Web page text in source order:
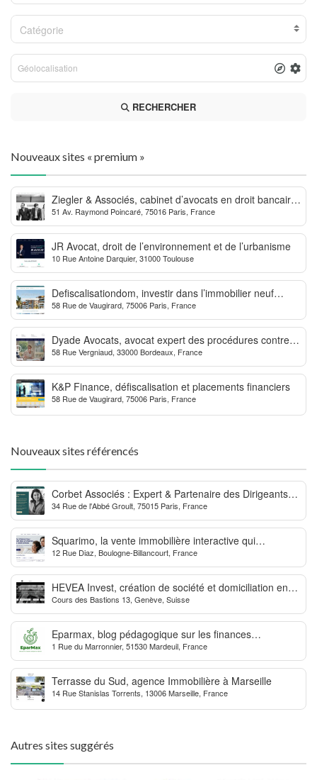
Catégorie
RECHERCHER
Nouveaux sites « premium »
Ziegler & Associés, cabinet d’avocats en droit bancaire,
cryptomonnaie et escroqueries financières
51 Av. Raymond Poincaré, 75016 Paris, France
JR Avocat, droit de l’environnement et de l’urbanisme
10 Rue Antoine Darquier, 31000 Toulouse
Defiscalisationdom, investir dans l’immobilier neuf
Outre-mer
58 Rue de Vaugirard, 75006 Paris, France
Dyade Avocats, avocat expert des procédures contre la
MDPH
58 Rue Vergniaud, 33000 Bordeaux, France
K&P Finance, défiscalisation et placements financiers
58 Rue de Vaugirard, 75006 Paris, France
Nouveaux sites référencés
Corbet Associés : Expert & Partenaire des Dirigeants
d’Entreprise
34 Rue de l'Abbé Groult, 75015 Paris, France
Squarimo, la vente immobilière interactive qui
dynamise les transactions
12 Rue Diaz, Boulogne-Billancourt, France
HEVEA Invest, création de société et domiciliation en
Suisse
Cours des Bastions 13, Genève, Suisse
Eparmax, blog pédagogique sur les finances
personnelles
1 Rue du Marronnier, 51530 Mardeuil, France
Terrasse du Sud, agence Immobilière à Marseille
14 Rue Stanislas Torrents, 13006 Marseille, France
Autres sites suggérés